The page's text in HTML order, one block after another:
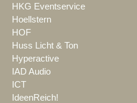
HKG Eventservice
Hoellstern
HOF
Huss Licht & Ton
Hyperactive
IAD Audio
ICT
IdeenReich!